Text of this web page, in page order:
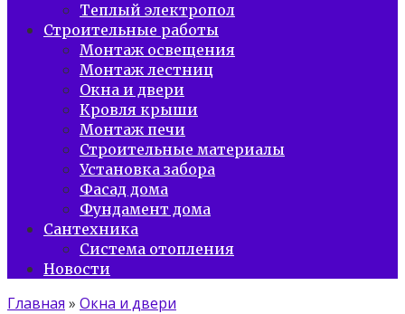
Теплый электропол
Строительные работы
Монтаж освещения
Монтаж лестниц
Окна и двери
Кровля крыши
Монтаж печи
Строительные материалы
Установка забора
Фасад дома
Фундамент дома
Сантехника
Система отопления
Новости
Главная » Окна и двери